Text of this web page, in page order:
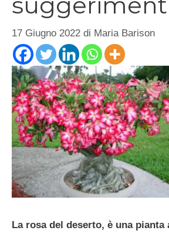
17 Giugno 2022 di Maria Barison
La rosa del deserto, è una pianta